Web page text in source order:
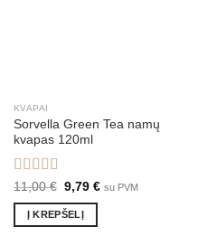
KVAPAI
Sorvella Green Tea namų
kvapas 120ml
Įvertinimas:
5.00iš 5
11,00€ Original
was:
11,00 €.
9,79 €Current
su PVM
Į KREPŠELĮ